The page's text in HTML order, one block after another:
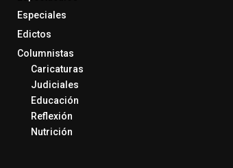
Especiales
Edictos
Columnistas
Caricaturas
Judiciales
Educación
Reflexión
Nutrición